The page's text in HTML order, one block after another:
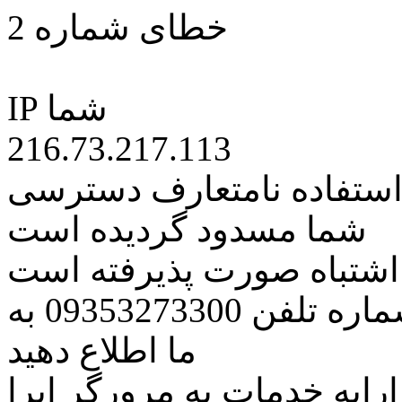
خطای شماره 2
IP شما
216.73.217.113
نامتعارف دسترسی
شما مسدود گردیده است
اشتباه صورت پذیرفته است
مراتب این مسئله را از طریق شماره تلفن 09353273300 به
ما اطلاع دهید
خدمات به مرورگر اپرا